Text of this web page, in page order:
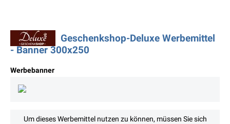
Geschenkshop-Deluxe Werbemittel
- Banner 300x250
Werbebanner
Um dieses Werbemittel nutzen zu können, müssen Sie sich